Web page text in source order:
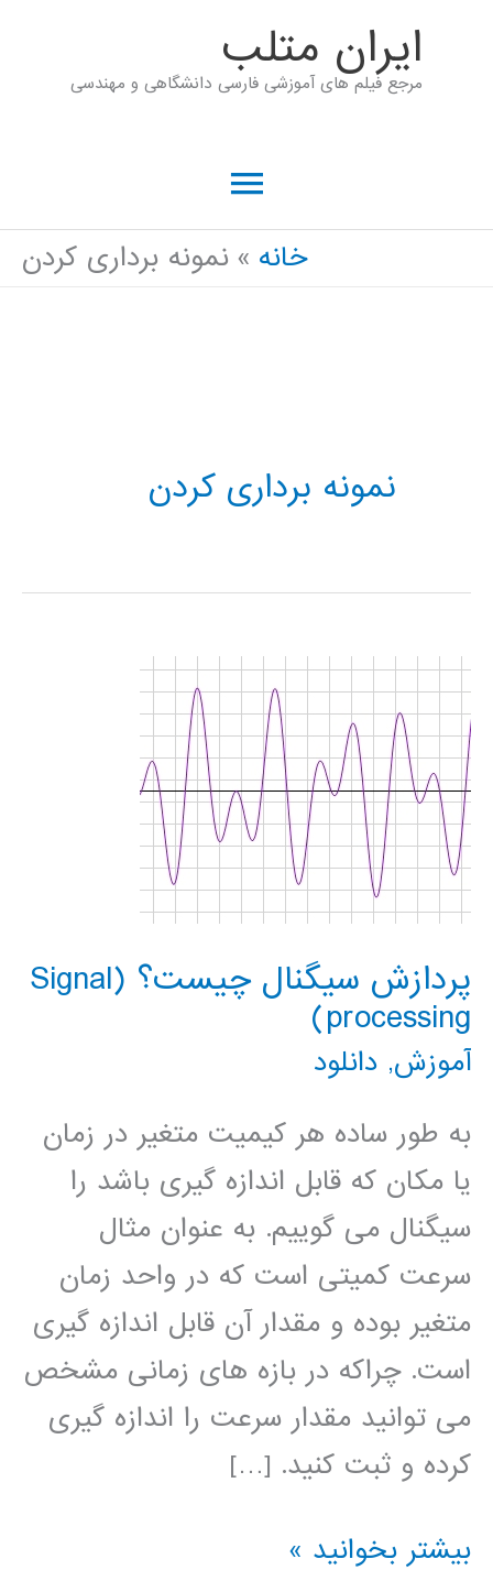
ايران متلب
مرجع فیلم های آموزشی فارسی دانشگاهی و مهندسی
فهرست
اصلیخانه نمونه برداری کردن
نمونه برداری کردن
پردازش سیگنال چیست؟ (Signal
processing)
آموزش, دانلود
به طور ساده هر کیمیت متغیر در زمان
یا مکان که قابل اندازه گیری باشد را
سیگنال می گوییم. به عنوان مثال
سرعت کمیتی است که در واحد زمان
متغیر بوده و مقدار آن قابل اندازه گیری
است. چراکه در بازه های زمانی مشخص
می توانید مقدار سرعت را اندازه گیری
کرده و ثبت کنید. […]
پردازش
بیشتر بخوانید »